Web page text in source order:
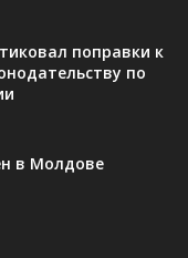
поправки к
по
в Молдове